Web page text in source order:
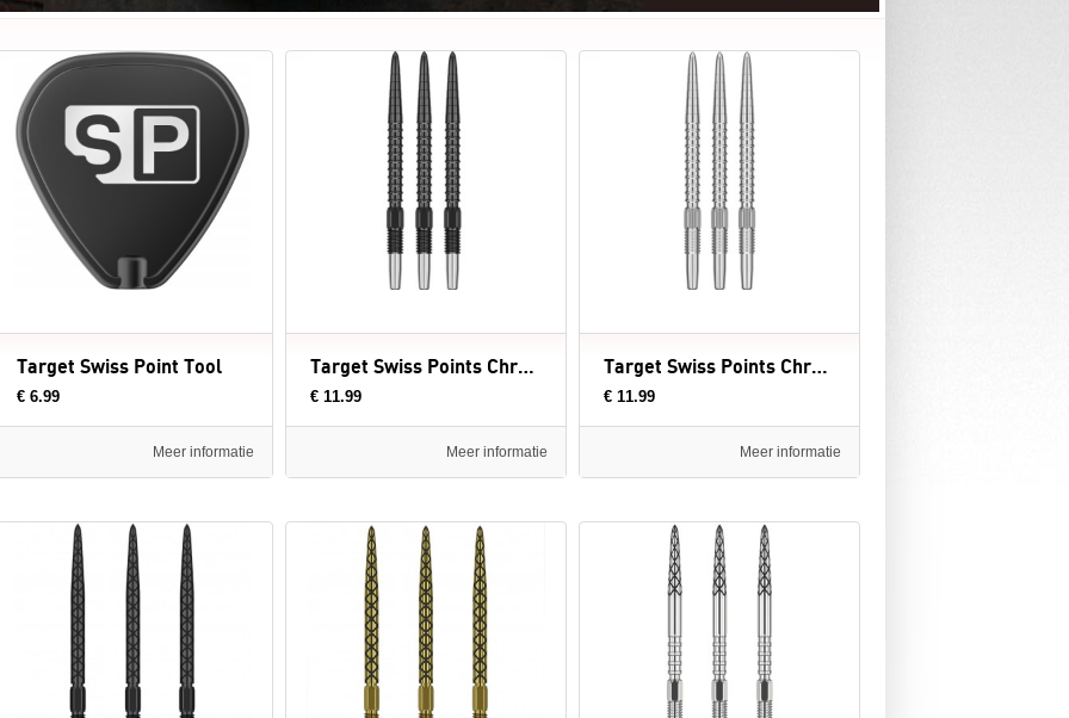
Target Swiss Point Tool
€ 6.99
Meer informatie
Target Swiss Points Chrono Black - dartpunten
€ 11.99
Meer informatie
Target Swiss Points Chrono Silver - dartpunten
€ 11.99
Meer informatie